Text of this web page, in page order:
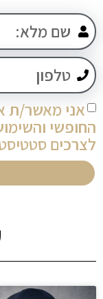
אני מאשר/ת
החופשי
לצרכים